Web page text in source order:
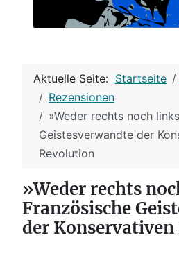
Aktuelle Seite: Startseite
Rezensionen
»Weder rechts noch
Geistesverwandte der
Revolution
»Weder rechts
Französische
der